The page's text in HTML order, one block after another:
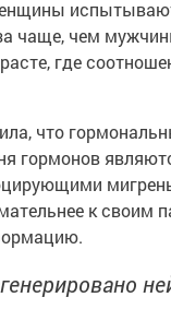
чаще, чем
где
что
гормонов
к своим